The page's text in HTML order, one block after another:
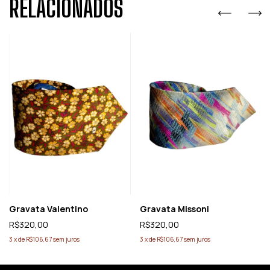
RELACIONADOS
Gravata Valentino
R$320,00
3 xde R$106,67sem juros
Gravata Missoni
R$320,00
3 xde R$106,67sem juros